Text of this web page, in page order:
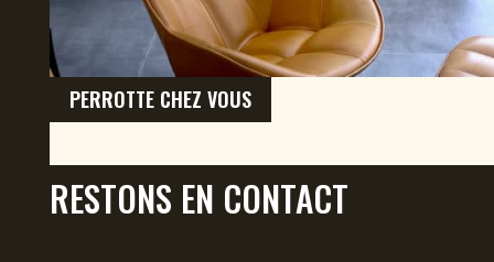
PERROTTE CHEZ VOUS
RESTONS EN CONTACT